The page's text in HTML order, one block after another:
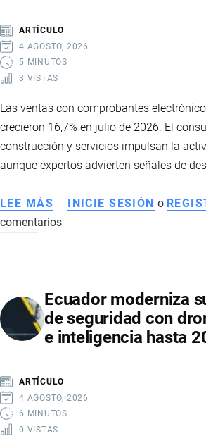
ELÉCTRICO
DE
ECUADOR
ARTÍCULO
4 AGOSTO, 2026
5 MINUTOS
3 VISTAS
Las ventas con comprobantes
crecieron 16,7% en julio de 2026. El
construcción y servicios impulsan la
aunque expertos advierten señales de
LEE MÁS SOBRE
ECONOMÍA
EN
2026
IMPULSADA
INTERNO
Y
AUMENTO
INICIE SESIÓN o
comentarios
Ecuador moderniza
de seguridad con
e inteligencia hasta
ARTÍCULO
4 AGOSTO, 2026
6 MINUTOS
0 VISTAS